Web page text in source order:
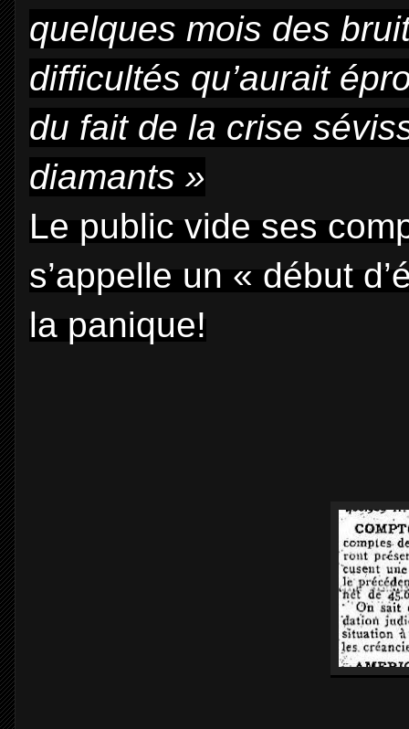
quelques mois des
difficultés qu’aurait
du fait de la crise
diamants »
Le public vide ses
s’appelle un « début
la panique!